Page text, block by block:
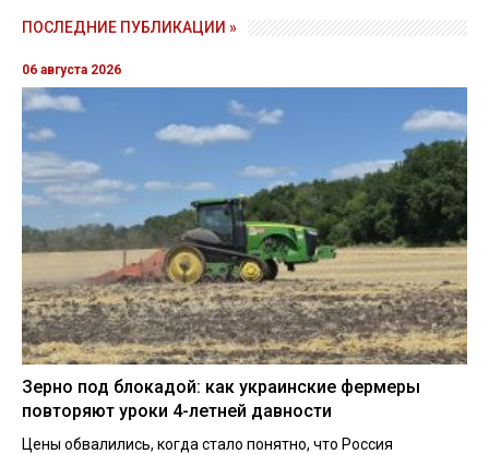
ПОСЛЕДНИЕ ПУБЛИКАЦИИ »
06 августа 2026
Зерно под блокадой: как украинские фермеры
повторяют уроки 4-летней давности
Цены обвалились, когда стало понятно, что Россия